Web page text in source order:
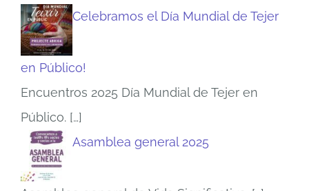
Celebramos el Día Mundial de Tejer
en Público!
Encuentros 2025 Día Mundial de Tejer en
Público. […]
Asamblea general 2025